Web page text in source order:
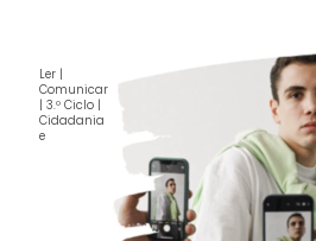
Ler |
Comunicar
| 3.º Ciclo |
Cidadania
e